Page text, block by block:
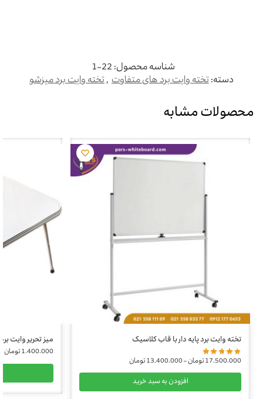
شناسه محصول: 22-1
دسته:تخته وایت برد های متفاوت ,تخته وایت برد میزشو
محصولات مشابه
تخته وایت برد پایه دار با قاب کلاسیک
17.500.000تومان–
13.400.000تومان
افزودن به سبد خرید
میز تحریر وایت
1.400.000تومان